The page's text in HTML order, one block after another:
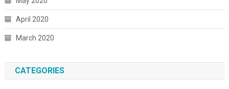
April 2020
March 2020
CATEGORIES